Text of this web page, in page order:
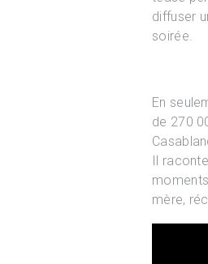
diffuser
soirée.
En
de 270
Il
mère,